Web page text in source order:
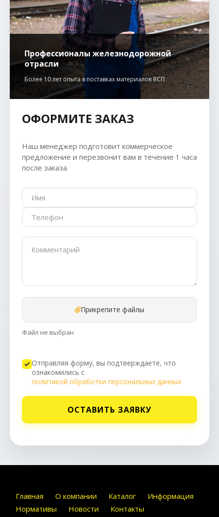
Профессионалы железнодорожной
отрасли
Более 10 лет опыта в поставках материалов ВСП
ОФОРМИТЕ ЗАКАЗ
Наш менеджер подготовит коммерческое
предложение и перезвонит вам в течение 1 часа
после заказа.
Прикрепите файлы
Файл не выбран
Отправляя форму, вы подтверждаете, что
ознакомились с
политикой обработки персональных данных
ОСТАВИТЬ ЗАЯВКУ
Главная О компании Каталог
Информация
Нормативы
Новости Контакты